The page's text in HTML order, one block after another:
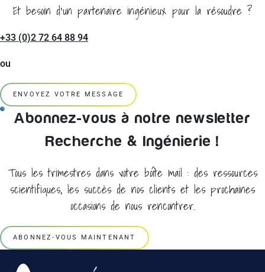
Et besoin d'un partenaire ingénieux pour la résoudre ?
+33 (0)2 72 64 88 94
ou
ENVOYEZ VOTRE MESSAGE
Abonnez-vous à notre newsletter
Recherche & Ingénierie !
Tous les trimestres dans votre boîte mail : des ressources
scientifiques, les succès de nos clients et les prochaines
occasions de nous rencontrer.
ABONNEZ-VOUS MAINTENANT